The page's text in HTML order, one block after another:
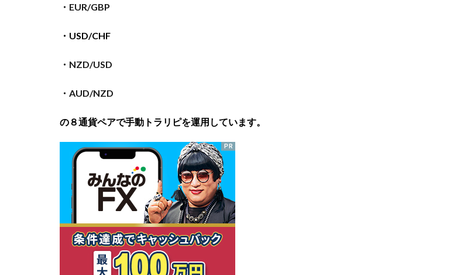
・EUR/GBP
・USD/CHF
・NZD/USD
・AUD/NZD
の８通貨ペアで手動トラリピを運用しています。